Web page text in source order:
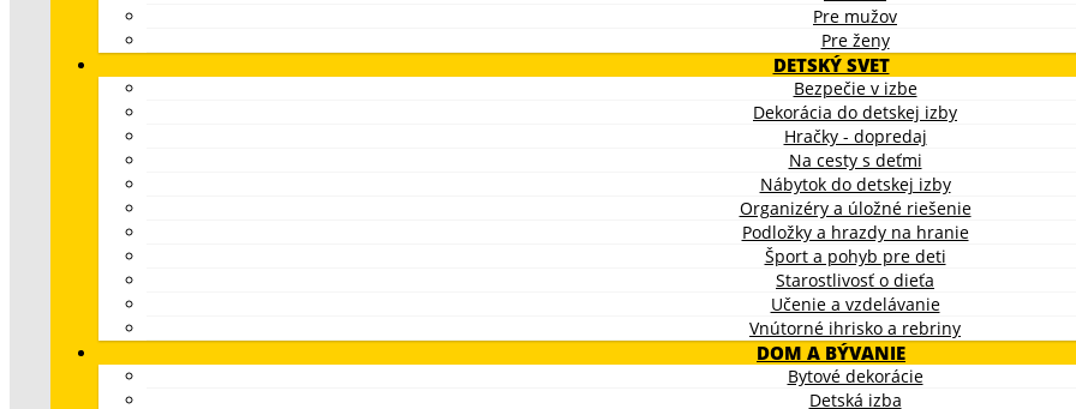
Pre mužov
Pre ženy
DETSKÝ SVET
Bezpečie v izbe
Dekorácia do detskej izby
Hračky - dopredaj
Na cesty s deťmi
Nábytok do detskej izby
Organizéry a úložné riešenie
Podložky a hrazdy na hranie
Šport a pohyb pre deti
Starostlivosť o dieťa
Učenie a vzdelávanie
Vnútorné ihrisko a rebriny
DOM A BÝVANIE
Bytové dekorácie
Detská izba